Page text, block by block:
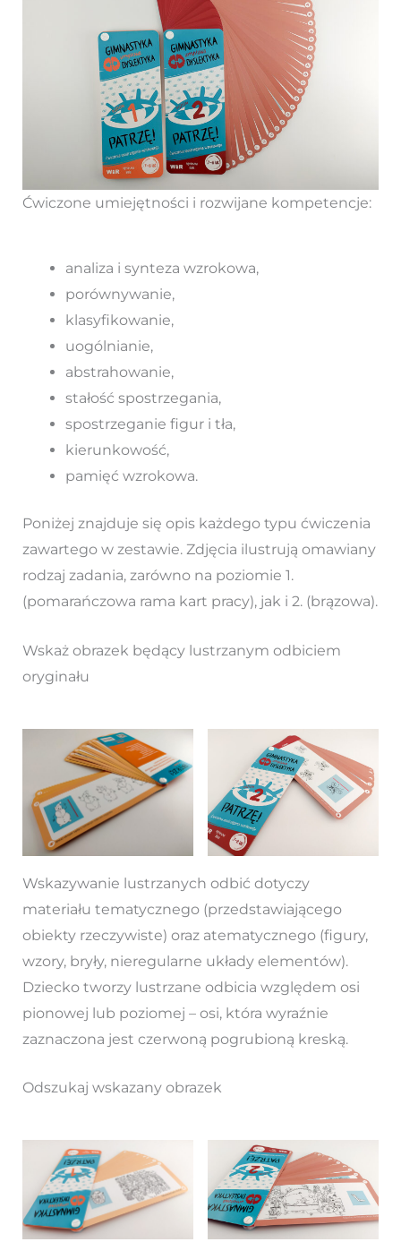
Ćwiczone umiejętności i rozwijane kompetencje:
analiza i synteza wzrokowa,
porównywanie,
klasyfikowanie,
uogólnianie,
abstrahowanie,
stałość spostrzegania,
spostrzeganie figur i tła,
kierunkowość,
pamięć wzrokowa.
Poniżej znajduje się opis każdego typu ćwiczenia
zawartego w zestawie. Zdjęcia ilustrują omawiany
rodzaj zadania, zarówno na poziomie 1.
(pomarańczowa rama kart pracy), jak i 2. (brązowa).
Wskaż obrazek będący lustrzanym odbiciem
oryginału
Wskazywanie lustrzanych odbić dotyczy
materiału tematycznego (przedstawiającego
obiekty rzeczywiste) oraz atematycznego (figury,
wzory, bryły, nieregularne układy elementów).
Dziecko tworzy lustrzane odbicia względem osi
pionowej lub poziomej – osi, która wyraźnie
zaznaczona jest czerwoną pogrubioną kreską.
Odszukaj wskazany obrazek